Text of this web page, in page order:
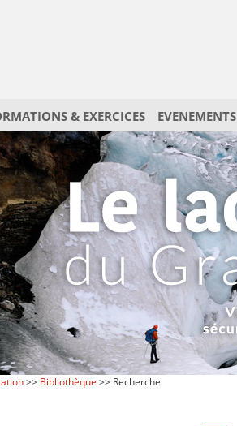
& EXERCICES EVENEMENTS
>> Bibliothèque >> Recherche